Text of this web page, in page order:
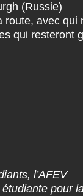
(Russie)
route, avec qui
qui resteront
l’AFEV
pour